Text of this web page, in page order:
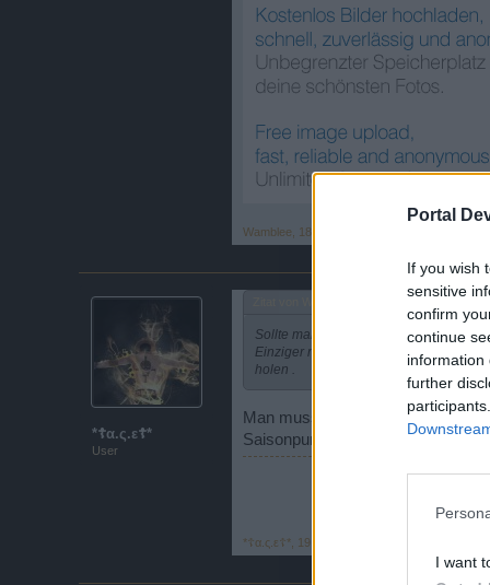
Portal
If you wish
sensitive
confirm
continue
information
further
I want
Wamblee 18 Mai 2014
*☦α.ς.ε☦*
User
Sollte man einfach mal machen !!
Einziger nachteil ist leider für kleine
holen .
Man muss die Punkte ja nicht
Saisonpunktezahl abhängig sein.
*☦α.ς.ε☦* 19 Mai 2014